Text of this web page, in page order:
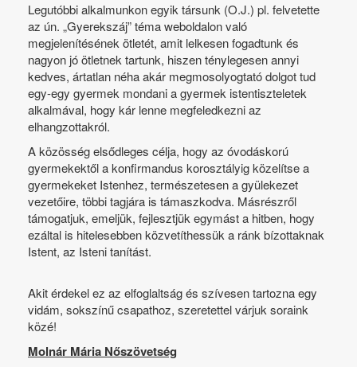
Legutóbbi alkalmunkon egyik társunk (O.J.) pl. felvetette
az ún. „Gyerekszáj” téma weboldalon való
megjelenítésének ötletét, amit lelkesen fogadtunk és
nagyon jó ötletnek tartunk, hiszen ténylegesen annyi
kedves, ártatlan néha akár megmosolyogtató dolgot tud
egy-egy gyermek mondani a gyermek istentiszteletek
alkalmával, hogy kár lenne megfeledkezni az
elhangzottakról.
A közösség elsődleges célja, hogy az óvodáskorú
gyermekektől a konfirmandus korosztályig közelítse a
gyermekeket Istenhez, természetesen a gyülekezet
vezetőire, többi tagjára is támaszkodva. Másrészről
támogatjuk, emeljük, fejlesztjük egymást a hitben, hogy
ezáltal is hitelesebben közvetíthessük a ránk bízottaknak
Istent, az Isteni tanítást.
Akit érdekel ez az elfoglaltság és szívesen tartozna egy
vidám, sokszínű csapathoz, szeretettel várjuk soraink
közé!
Molnár Mária Nőszövetség